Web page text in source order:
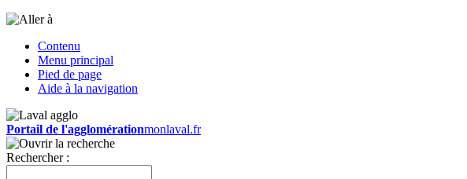
Contenu
Menu principal
Pied de page
Aide à la navigation
Portail de l'agglomérationmonlaval.fr
Rechercher :